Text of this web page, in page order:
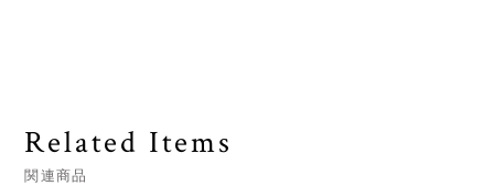
Related Items
関連商品